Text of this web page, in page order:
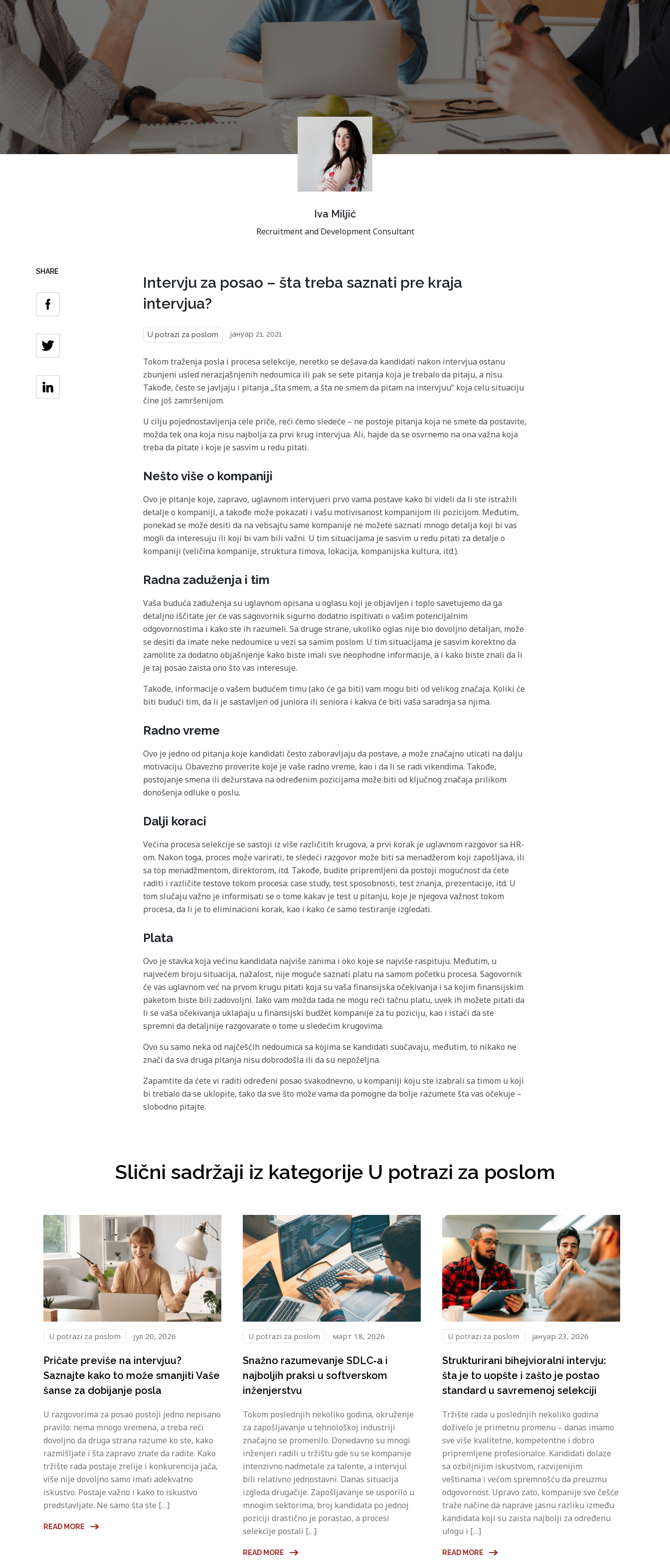
Iva Miljić
Recruitment and Development Consultant
SHARE
Intervju za posao – šta treba saznati pre kraja
intervjua?
U potrazi za poslom јануар 21, 2021
Tokom traženja posla i procesa selekcije, neretko se dešava da kandidati nakon intervjua ostanu
zbunjeni usled nerazjašnjenih nedoumica ili pak se sete pitanja koja je trebalo da pitaju, a nisu.
Takođe, često se javljaju i pitanja „šta smem, a šta ne smem da pitam na intervjuu“ koja celu situaciju
čine još zamršenijom.
U cilju pojednostavljenja cele priče, reći ćemo sledeće – ne postoje pitanja koja ne smete da postavite,
možda tek ona koja nisu najbolja za prvi krug intervjua. Ali, hajde da se osvrnemo na ona važna koja
treba da pitate i koje je sasvim u redu pitati.
Nešto više o kompaniji
Ovo je pitanje koje, zapravo, uglavnom intervjueri prvo vama postave kako bi videli da li ste istražili
detalje o kompaniji, a takođe može pokazati i vašu motivisanost kompanijom ili pozicijom. Međutim,
ponekad se može desiti da na vebsajtu same kompanije ne možete saznati mnogo detalja koji bi vas
mogli da interesuju ili koji bi vam bili važni. U tim situacijama je sasvim u redu pitati za detalje o
kompaniji (veličina kompanije, struktura timova, lokacija, kompanijska kultura, itd.).
Radna zaduženja i tim
Vaša buduća zaduženja su uglavnom opisana u oglasu koji je objavljen i toplo savetujemo da ga
detaljno iščitate jer će vas sagovornik sigurno dodatno ispitivati o vašim potencijalnim
odgovornostima i kako ste ih razumeli. Sa druge strane, ukoliko oglas nije bio dovoljno detaljan, može
se desiti da imate neke nedoumice u vezi sa samim poslom. U tim situacijama je sasvim korektno da
zamolite za dodatno objašnjenje kako biste imali sve neophodne informacije, a i kako biste znali da li
je taj posao zaista ono što vas interesuje.
Takođe, informacije o vašem budućem timu (ako će ga biti) vam mogu biti od velikog značaja. Koliki će
biti budući tim, da li je sastavljen od juniora ili seniora i kakva će biti vaša saradnja sa njima.
Radno vreme
Ovo je jedno od pitanja koje kandidati često zaboravljaju da postave, a može značajno uticati na dalju
motivaciju. Obavezno proverite koje je vaše radno vreme, kao i da li se radi vikendima. Takođe,
postojanje smena ili dežurstava na određenim pozicijama može biti od ključnog značaja prilikom
donošenja odluke o poslu.
Dalji koraci
Većina procesa selekcije se sastoji iz više različitih krugova, a prvi korak je uglavnom razgovor sa HR-
om. Nakon toga, proces može varirati, te sledeći razgovor može biti sa menadžerom koji zapošljava, ili
sa top menadžmentom, direktorom, itd. Takođe, budite pripremljeni da postoji mogućnost da ćete
raditi i različite testove tokom procesa: case study, test sposobnosti, test znanja, prezentacije, itd. U
tom slučaju važno je informisati se o tome kakav je test u pitanju, koje je njegova važnost tokom
procesa, da li je to eliminacioni korak, kao i kako će samo testiranje izgledati.
Plata
Ovo je stavka koja većinu kandidata najviše zanima i oko koje se najviše raspituju. Međutim, u
najvećem broju situacija, nažalost, nije moguće saznati platu na samom početku procesa. Sagovornik
će vas uglavnom već na prvom krugu pitati koja su vaša finansijska očekivanja i sa kojim finansijskim
paketom biste bili zadovoljni. Iako vam možda tada ne mogu reći tačnu platu, uvek ih možete pitati da
li se vaša očekivanja uklapaju u finansijski budžet kompanije za tu poziciju, kao i istaći da ste
spremni da detaljnije razgovarate o tome u sledećim krugovima.
Ovo su samo neka od najčešćih nedoumica sa kojima se kandidati suočavaju, međutim, to nikako ne
znači da sva druga pitanja nisu dobrodošla ili da su nepoželjna.
Zapamtite da ćete vi raditi određeni posao svakodnevno, u kompaniji koju ste izabrali sa timom u koji
bi trebalo da se uklopite, tako da sve što može vama da pomogne da bolje razumete šta vas očekuje –
slobodno pitajte.
Slični sadržaji iz kategorije U potrazi za poslom
U potrazi za poslom јул 20, 2026
Pričate previše na intervjuu?
Saznajte kako to može smanjiti Vaše
šanse za dobijanje posla
U razgovorima za posao postoji jedno nepisano
pravilo: nema mnogo vremena, a treba reći
dovoljno da druga strana razume ko ste, kako
razmišljate i šta zapravo znate da radite. Kako
tržište rada postaje zrelije i konkurencija jača,
više nije dovoljno samo imati adekvatno
iskustvo. Postaje važno i kako to iskustvo
predstavljate. Ne samo šta ste […]
READ MORE
U potrazi za poslom март 18, 2026
Snažno razumevanje SDLC‑a i
najboljih praksi u softverskom
inženjerstvu
Tokom poslednjih nekoliko godina, okruženje
za zapošljavanje u tehnološkoj industriji
značajno se promenilo. Donedavno su mnogi
inženjeri radili u tržištu gde su se kompanije
intenzivno nadmetale za talente, a intervjui
bili relativno jednostavni. Danas situacija
izgleda drugačije. Zapošljavanje se usporilo u
mnogim sektorima, broj kandidata po jednoj
poziciji drastično je porastao, a procesi
selekcije postali […]
READ MORE
U potrazi za poslom јануар 23, 2026
Strukturirani bihejvioralni intervju:
šta je to uopšte i zašto je postao
standard u savremenoj selekciji
Tržište rada u poslednjih nekoliko godina
doživelo je primetnu promenu – danas imamo
sve više kvalitetne, kompetentne i dobro
pripremljene profesionalce. Kandidati dolaze
sa ozbiljnijim iskustvom, razvijenijim
veštinama i većom spremnošću da preuzmu
odgovornost. Upravo zato, kompanije sve češće
traže načine da naprave jasnu razliku između
kandidata koji su zaista najbolji za određenu
ulogu i […]
READ MORE